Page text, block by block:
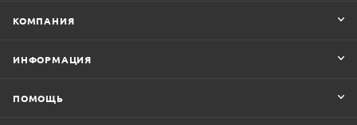
КОМПАНИЯ
ИНФОРМАЦИЯ
ПОМОЩЬ